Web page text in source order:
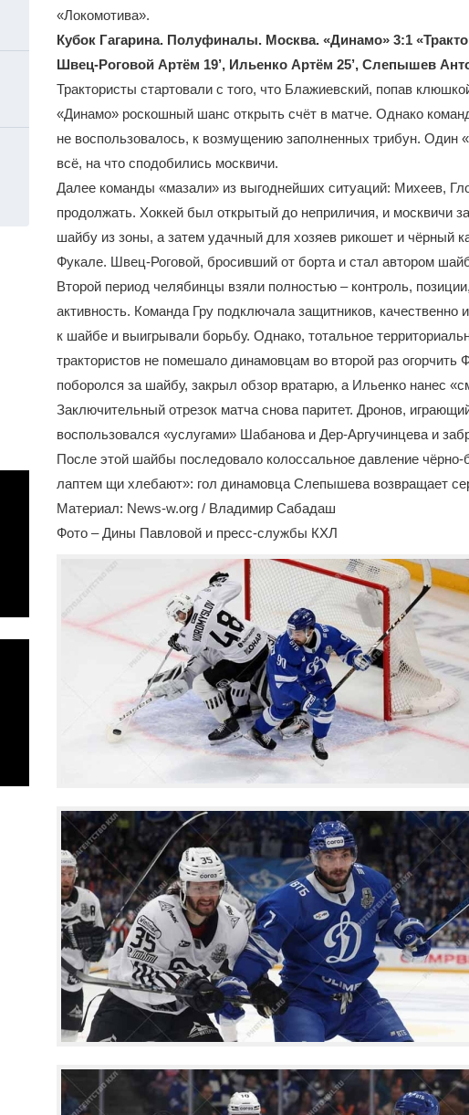
«Локомотива».
Кубок Гагарина. Полуфиналы. Москва. «Динамо» 3:1
Швец-Роговой Артём 19’, Ильенко Артём 25’, Слепышев
Трактористы стартовали с того, что Блажиевский, попав
«Динамо» роскошный шанс открыть счёт в матче. Однако
не воспользовалось, к возмущению заполненных трибун. Один
всё, на что сподобились москвичи.
Далее команды «мазали» из выгоднейших ситуаций: Михеев,
продолжать. Хоккей был открытый до неприличия, и москвичи
шайбу из зоны, а затем удачный для хозяев рикошет и чёрный
Фукале. Швец-Роговой, бросивший от борта и стал автором
Второй период челябинцы взяли полностью – контроль,
активность. Команда Гру подключала защитников, качественно
к шайбе и выигрывали борьбу. Однако, тотальное
трактористов не помешало динамовцам во второй раз огорчить
поборолся за шайбу, закрыл обзор вратарю, а Ильенко нанес
Заключительный отрезок матча снова паритет. Дронов,
воспользовался «услугами» Шабанова и Дер-Аргучинцева и
После этой шайбы последовало колоссальное давление
лаптем щи хлебают»: гол динамовца Слепышева возвращает
Материал: News-w.org / Владимир Сабадаш
Фото – Дины Павловой и пресс-службы КХЛ